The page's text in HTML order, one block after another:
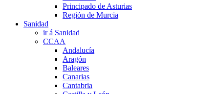
Principado de Asturias
Región de Murcia
Sanidad
ir á Sanidad
CCAA
Andalucía
Aragón
Baleares
Canarias
Cantabria